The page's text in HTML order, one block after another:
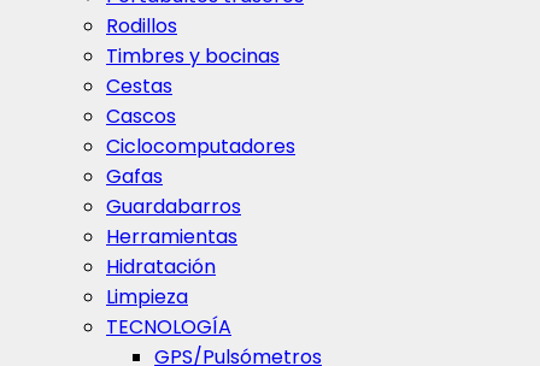
Rodillos
Timbres y bocinas
Cestas
Cascos
Ciclocomputadores
Gafas
Guardabarros
Herramientas
Hidratación
Limpieza
TECNOLOGÍA
GPS/Pulsómetros